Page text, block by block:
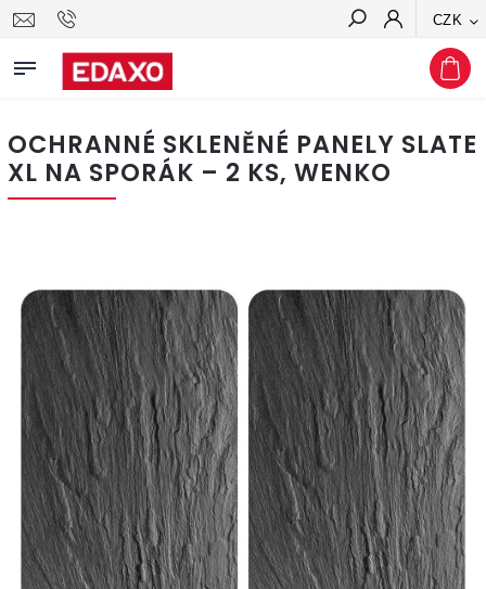
CZK
Hledat
OCHRANNÉ SKLENĚNÉ PANELY SLATE
XL NA SPORÁK – 2 KS, WENKO